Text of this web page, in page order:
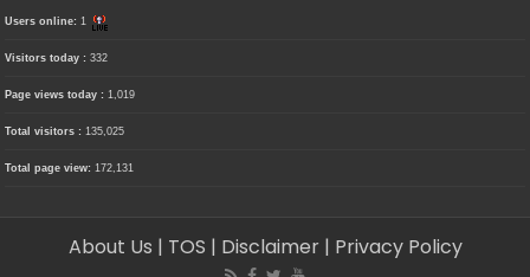
Users online:1
Visitors today :332
Page views today :1,019
Total visitors :135,025
Total page view:172,131
About Us | TOS | Disclaimer | Privacy Policy